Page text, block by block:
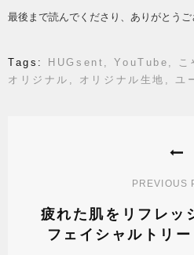
最後まで読んでくださり、ありがとうご
Tags: HUGsent ,YouTube こ
オリジナル
オリジナル生地 ユ
PREVIOUS
疲れた肌をリフレッ
フェイシャルトリ